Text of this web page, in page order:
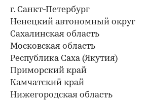
00:00 / 00:00
г. Санкт-Петербург
Ненецкий автономный округ
Сахалинская область
Московская область
Республика Саха (Якутия)
Приморский край
Камчатский край
Нижегородская область